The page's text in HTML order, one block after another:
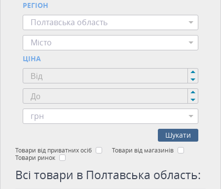
РЕГІОН
Полтавська область
Місто
ЦІНА
грн
Шукати
Товари від приватних осіб
Товари від магазинів
Товари ринок
Всі товари в Полтавська область: